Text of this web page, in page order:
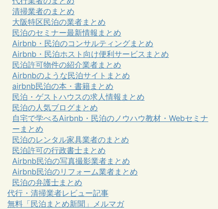
清掃業者のまとめ
大阪特区民泊の業者まとめ
民泊のセミナー最新情報まとめ
Airbnb・民泊のコンサルティングまとめ
Airbnb・民泊ホスト向け便利サービスまとめ
民泊許可物件の紹介業者まとめ
Airbnbのような民泊サイトまとめ
airbnb民泊の本・書籍まとめ
民泊・ゲストハウスの求人情報まとめ
民泊の人気ブログまとめ
自宅で学べるAirbnb・民泊のノウハウ教材・Webセミナ
ーまとめ
民泊のレンタル家具業者のまとめ
民泊許可の行政書士まとめ
Airbnb民泊の写真撮影業者まとめ
Airbnb民泊のリフォーム業者まとめ
民泊の弁護士まとめ
代行・清掃業者レビュー記事
無料「民泊まとめ新聞」メルマガ